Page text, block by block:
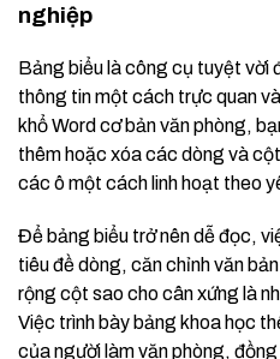
nghiệp
Bảng biểu là công cụ tuyệt vời
thông tin một cách trực quan
khổ Word cơ bản văn phòng,
thêm hoặc xóa các dòng và
các ô một cách linh hoạt theo
Để bảng biểu trở nên dễ đọc,
tiêu đề dòng, căn chỉnh văn
rộng cột sao cho cân xứng là
Việc trình bày bảng khoa học
của người làm văn phòng,